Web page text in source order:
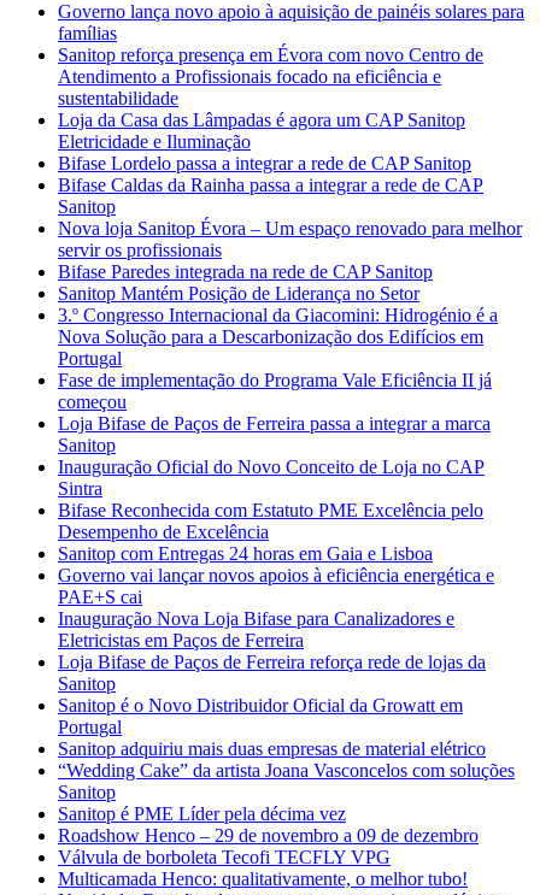
Governo lança novo apoio à aquisição de painéis solares para
famílias
Sanitop reforça presença em Évora com novo Centro de
Atendimento a Profissionais focado na eficiência e
sustentabilidade
Loja da Casa das Lâmpadas é agora um CAP Sanitop
Eletricidade e Iluminação
Bifase Lordelo passa a integrar a rede de CAP Sanitop
Bifase Caldas da Rainha passa a integrar a rede de CAP
Sanitop
Nova loja Sanitop Évora – Um espaço renovado para melhor
servir os profissionais
Bifase Paredes integrada na rede de CAP Sanitop
Sanitop Mantém Posição de Liderança no Setor
3.º Congresso Internacional da Giacomini: Hidrogénio é a
Nova Solução para a Descarbonização dos Edifícios em
Portugal
Fase de implementação do Programa Vale Eficiência II já
começou
Loja Bifase de Paços de Ferreira passa a integrar a marca
Sanitop
Inauguração Oficial do Novo Conceito de Loja no CAP
Sintra
Bifase Reconhecida com Estatuto PME Excelência pelo
Desempenho de Excelência
Sanitop com Entregas 24 horas em Gaia e Lisboa
Governo vai lançar novos apoios à eficiência energética e
PAE+S cai
Inauguração Nova Loja Bifase para Canalizadores e
Eletricistas em Paços de Ferreira
Loja Bifase de Paços de Ferreira reforça rede de lojas da
Sanitop
Sanitop é o Novo Distribuidor Oficial da Growatt em
Portugal
Sanitop adquiriu mais duas empresas de material elétrico
“Wedding Cake” da artista Joana Vasconcelos com soluções
Sanitop
Sanitop é PME Líder pela décima vez
Roadshow Henco – 29 de novembro a 09 de dezembro
Válvula de borboleta Tecofi TECFLY VPG
Multicamada Henco: qualitativamente, o melhor tubo!